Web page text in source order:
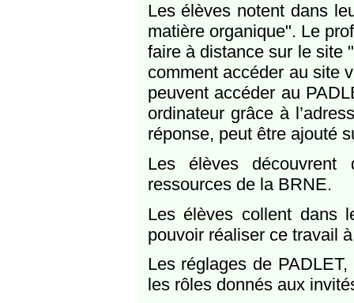
Les élèves notent dans
matière organique". Le
faire à distance sur le site
comment accéder au site
peuvent accéder au
ordinateur grâce à
réponse, peut être ajouté
Les élèves
ressources de la BRNE.
Les élèves collent dans
pouvoir réaliser ce travail
Les réglages de
les rôles donnés aux